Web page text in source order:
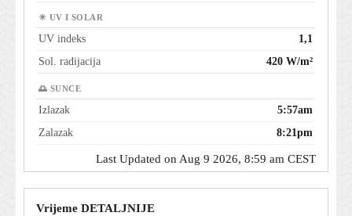
☀ UV I SOLAR
UV indeks
1,1
Sol. radijacija
420 W/m²
🌅 SUNCE
Izlazak
5:57am
Zalazak
8:21pm
Last Updated on Aug 9 2026, 8:59 am CEST
Vrijeme DETALJNIJE